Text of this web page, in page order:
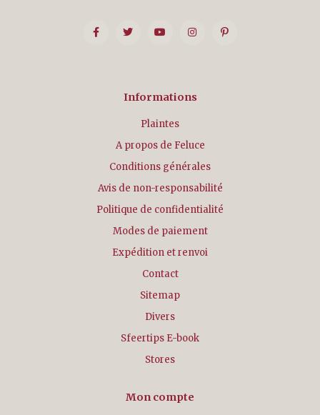
Informations
Plaintes
A propos de Feluce
Conditions générales
Avis de non-responsabilité
Politique de confidentialité
Modes de paiement
Expédition et renvoi
Contact
Sitemap
Divers
Sfeertips E-book
Stores
Mon compte